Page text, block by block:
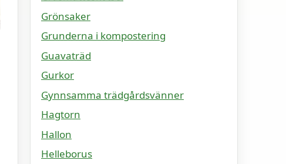
Grönsaker
Grunderna i kompostering
Guavaträd
Gurkor
Gynnsamma trädgårdsvänner
Hagtorn
Hallon
Helleborus